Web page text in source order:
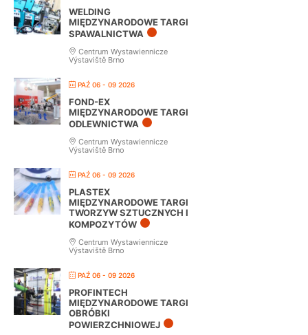
WELDING
MIĘDZYNARODOWE TARGI
SPAWALNICTWA
Centrum Wystawiennicze
Výstaviště Brno
PAŹ 06 - 09 2026
FOND-EX
MIĘDZYNARODOWE TARGI
ODLEWNICTWA
Centrum Wystawiennicze
Výstaviště Brno
PAŹ 06 - 09 2026
PLASTEX
MIĘDZYNARODOWE TARGI
TWORZYW SZTUCZNYCH I
KOMPOZYTÓW
Centrum Wystawiennicze
Výstaviště Brno
PAŹ 06 - 09 2026
PROFINTECH
MIĘDZYNARODOWE TARGI
OBRÓBKI
POWIERZCHNIOWEJ